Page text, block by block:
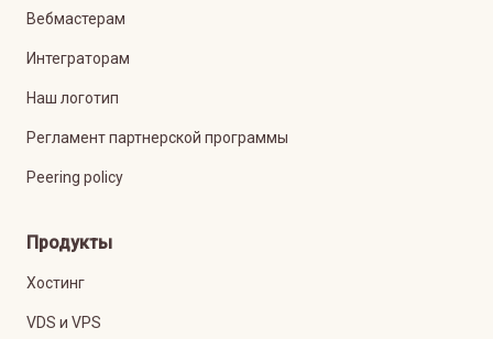
Вебмастерам
Интеграторам
Наш логотип
Регламент партнерской программы
Peering policy
Продукты
Хостинг
VDS и VPS